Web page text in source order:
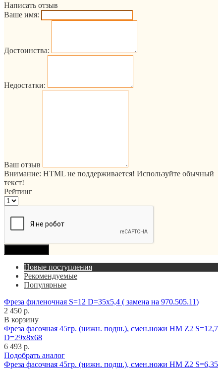
Написать отзыв
Ваше имя:
Достоинства:
Недостатки:
Ваш отзыв
Внимание: HTML не поддерживается! Используйте обычный
текст!
Рейтинг
Новые поступления
Рекомендуемые
Популярные
Фреза филеночная S=12 D=35x5,4 ( замена на 970.505.11)
2 450 р.
В корзину
Фреза фасочная 45гр. (нижн. подш.), смен.ножи HM Z2 S=12,7
D=29x8x68
6 493 р.
Подобрать аналог
Фреза фасочная 45гр. (нижн. подш.), смен.ножи HM Z2 S=6,35